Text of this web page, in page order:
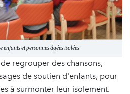
et personnes âgées isolées
regrouper des chansons,
de soutien d'enfants, pour
à surmonter leur isolement.